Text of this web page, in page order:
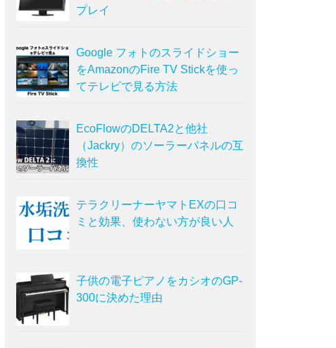
プレイ
Google フォトのスライドショー
をAmazonのFire TV Stickを使っ
てテレビで見る方法
EcoFlowのDELTA2と他社
（Jackry）のソーラーパネルの互
換性
テラクリーナーヤマトEXの口コ
ミと効果、使わない方が良い人
子供の電子ピアノをカシオのGP-
300に決めた理由